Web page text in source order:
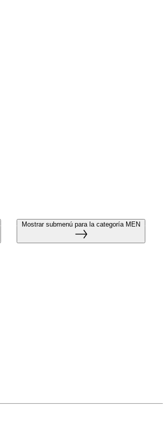
MEN Mostrar submenú para la categoría MEN